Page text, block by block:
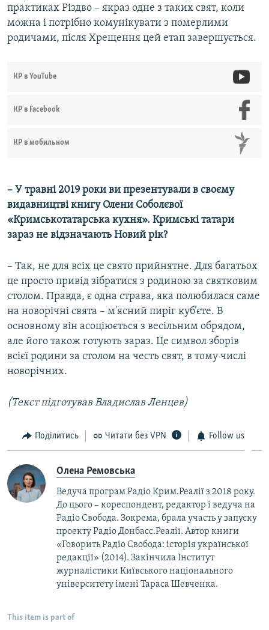
практиках Різдво – якраз одне з таких свят, коли
можна і потрібно комунікувати з померлими
родичами, після Хрещення цей етап завершується.
КР в YouTube
КР в Facebook
КР в мобильном
– У травні 2019 роки ви презентували в своєму
видавництві книгу Олени Соболєвої
«Кримськотатарська кухня». Кримські татари
зараз не відзначають Новий рік?
– Так, не для всіх це свято прийнятне. Для багатьох
це просто привід зібратися з родиною за святковим
столом. Правда, є одна страва, яка полюбилася саме
на новорічні свята – м'ясний пиріг куб’єте. В
основному він асоціюється з весільним обрядом,
але його також готують зараз. Це символ зборів
всієї родини за столом на честь свят, в тому числі
новорічних.
(Текст підготував Владислав Ленцев)
Поділитись Читати без VPN Follow us
Олена Ремовська
Ведуча програм Радіо Крим.Реалії з 2018 року.
До цього – кореспондент, редактор і ведуча на
Радіо Свобода. Зокрема, брала участь у запуску
проекту Радіо Донбасс.Реалії. Автор книги
«Говорить Радіо Свобода: iсторія української
редакції» (2014). Закінчила Інститут
журналістики Київського національного
університету імені Тараса Шевченка.
This item is part of